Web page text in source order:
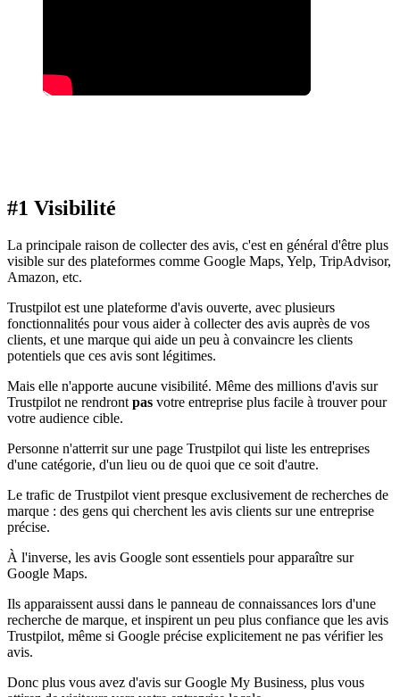
#1 Visibilité
La principale raison de collecter des avis, c'est en général d'être plus
visible sur des plateformes comme Google Maps, Yelp, TripAdvisor,
Amazon, etc.
Trustpilot est une plateforme d'avis ouverte, avec plusieurs
fonctionnalités pour vous aider à collecter des avis auprès de vos
clients, et une marque qui aide un peu à convaincre les clients
potentiels que ces avis sont légitimes.
Mais elle n'apporte aucune visibilité. Même des millions d'avis sur
Trustpilot ne rendrontpas votre entreprise plus facile à trouver pour
votre audience cible.
Personne n'atterrit sur une page Trustpilot qui liste les entreprises
d'une catégorie, d'un lieu ou de quoi que ce soit d'autre.
Le trafic de Trustpilot vient presque exclusivement de recherches de
marque : des gens qui cherchent les avis clients sur une entreprise
précise.
À l'inverse, les avis Google sont essentiels pour apparaître sur
Google Maps.
Ils apparaissent aussi dans le panneau de connaissances lors d'une
recherche de marque, et inspirent un peu plus confiance que les avis
Trustpilot, même si Google précise explicitement ne pas vérifier les
avis.
Donc plus vous avez d'avis sur Google My Business, plus vous